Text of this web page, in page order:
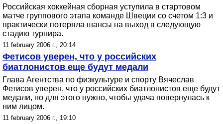
Российская хоккейная сборная уступила в стартовом
матче группового этапа команде Швеции со счетом 1:3 и
практически потеряла шансы на выход в следующую
стадию турнира.
11 february 2006 г., 20:14
Фетисов уверен, что у российских
биатлонистов еще будут медали
Глава Агентства по физкультуре и спорту Вячеслав
Фетисов уверен, что у российских биатлонистов еще будут
медали, но для этого нужно, чтобы удача повернулась к
ним лицом.
11 february 2006 г., 19:10